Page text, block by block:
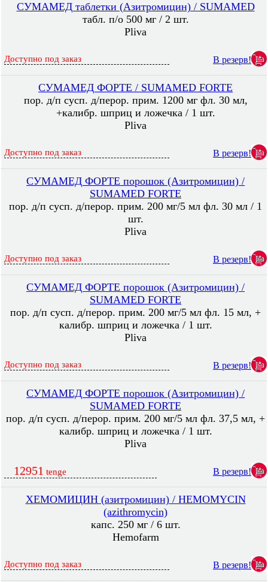
СУМАМЕД таблетки (Азитромицин) / SUMAMED
табл. п/о 500 мг / 2 шт.
Pliva
Доступно под заказ В резерв!
СУМАМЕД ФОРТЕ / SUMAMED FORTE
пор. д/п сусп. д/перор. прим. 1200 мг фл. 30 мл,
+калибр. шприц и ложечка / 1 шт.
Pliva
Доступно под заказ В резерв!
СУМАМЕД ФОРТЕ порошок (Азитромицин) /
SUMAMED FORTE
пор. д/п сусп. д/перор. прим. 200 мг/5 мл фл. 30 мл / 1
шт.
Pliva
Доступно под заказ В резерв!
СУМАМЕД ФОРТЕ порошок (Азитромицин) /
SUMAMED FORTE
пор. д/п сусп. д/перор. прим. 200 мг/5 мл фл. 15 мл, +
калибр. шприц и ложечка / 1 шт.
Pliva
Доступно под заказ В резерв!
СУМАМЕД ФОРТЕ порошок (Азитромицин) /
SUMAMED FORTE
пор. д/п сусп. д/перор. прим. 200 мг/5 мл фл. 37,5 мл, +
калибр. шприц и ложечка / 1 шт.
Pliva
12951 tenge В резерв!
ХЕМОМИЦИН (азитромицин) / HEMOMYCIN
(azithromycin)
капс. 250 мг / 6 шт.
Hemofarm
Доступно под заказ В резерв!